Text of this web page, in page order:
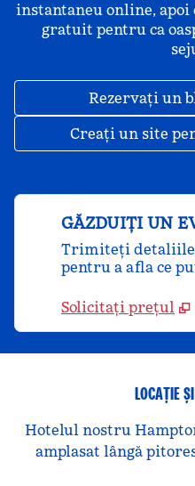
instantaneu online,
gratuit pentru ca
Rezervați un
Creați un site
GĂZDUIȚI UN
Trimiteți detaliile
pentru a afla ce
Solicitați prețul
LOCAȚIE
Hotelul nostru
amplasat lângă